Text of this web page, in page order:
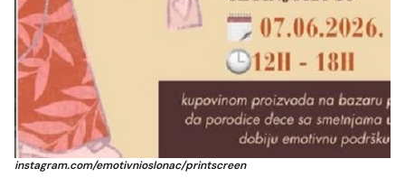
instagram.com/emotivnioslonac/printscreen